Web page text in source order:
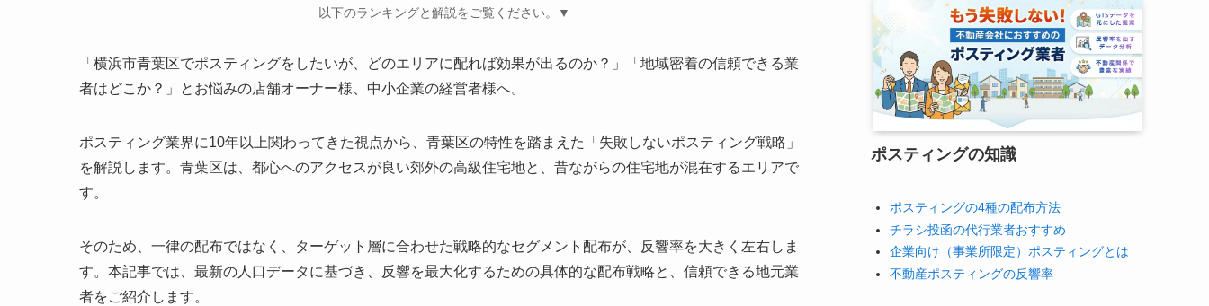
以下のランキングと解説をご覧ください。▼
「横浜市青葉区でポスティングをしたいが、どのエリアに配れば効果が出るのか？」「地域密着の信頼できる業
者はどこか？」とお悩みの店舗オーナー様、中小企業の経営者様へ。
ポスティング業界に10年以上関わってきた視点から、青葉区の特性を踏まえた「失敗しないポスティング戦略」
を解説します。青葉区は、都心へのアクセスが良い郊外の高級住宅地と、昔ながらの住宅地が混在するエリアで
す。
そのため、一律の配布ではなく、ターゲット層に合わせた戦略的なセグメント配布が、反響率を大きく左右しま
す。本記事では、最新の人口データに基づき、反響を最大化するための具体的な配布戦略と、信頼できる地元業
者をご紹介します。
ポスティングの知識
ポスティングの4種の配布方法
チラシ投函の代行業者おすすめ
企業向け（事業所限定）ポスティングとは
不動産ポスティングの反響率